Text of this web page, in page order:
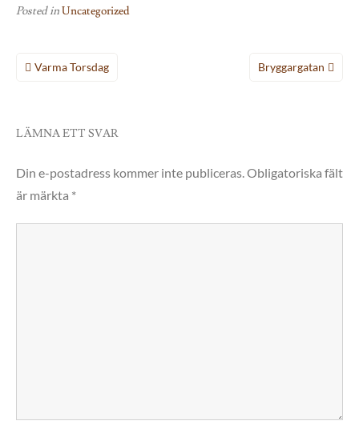
Posted inUncategorized
Inläggsnavigering
Varma Torsdag Bryggargatan
LÄMNA ETT SVAR
Din e-postadress kommer inte publiceras.Obligatoriska fält
är märkta *